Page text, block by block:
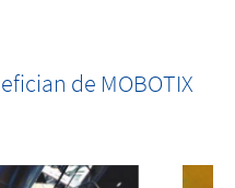
con llamas.
de MOBOTIX